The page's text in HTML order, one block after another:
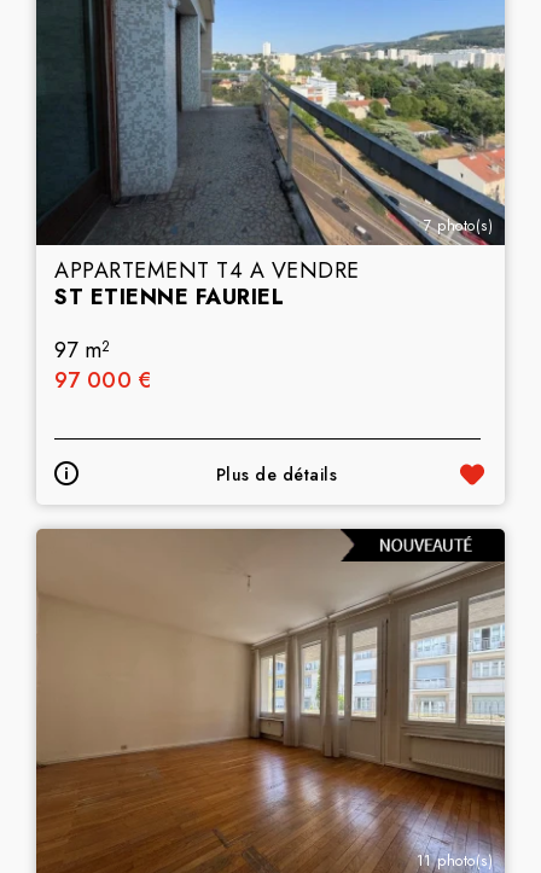
7 photo(s)
APPARTEMENT T4 A VENDRE
ST ETIENNE FAURIEL
97 m2
97 000 €
Plus de détails
11 photo(s)